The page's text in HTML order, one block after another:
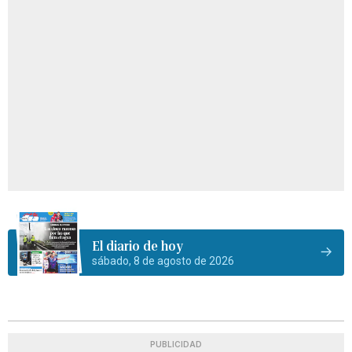
El diario de hoy
sábado, 8 de agosto de 2026
PUBLICIDAD